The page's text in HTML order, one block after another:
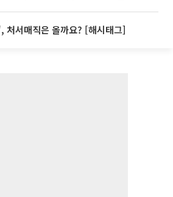
처서매직은 올까요? [해시태그]